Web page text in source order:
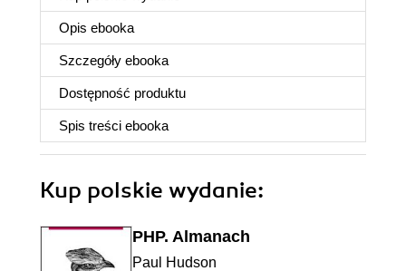
Opis ebooka
Szczegóły ebooka
Dostępność produktu
Spis treści ebooka
Kup polskie wydanie:
PHP. Almanach
Paul Hudson